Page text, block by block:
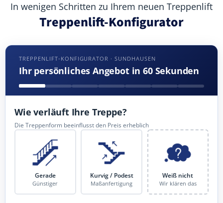
In wenigen Schritten zu Ihrem neuen Treppenlift
Treppenlift-Konfigurator
TREPPENLIFT-KONFIGURATOR · SUNDHAUSEN
Ihr persönliches Angebot in 60 Sekunden
Wie verläuft Ihre Treppe?
Die Treppenform beeinflusst den Preis erheblich
Gerade
Günstiger
Kurvig / Podest
Maßanfertigung
Weiß nicht
Wir klären das